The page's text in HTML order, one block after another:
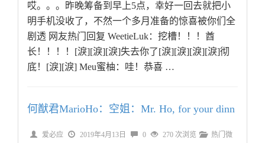
哎。。。昨晚筹备到早上5点，幸好一回去就把小
明手机没收了，不然一个多月准备的惊喜被你们全
剧透 网友热门回复 WeetieLuk：挖槽！！！酋
长！！！！[淚][淚][淚]失去你了[淚][淚][淚][淚]彻
底！[淚][淚] Meu蜜柚：哇！恭喜 …
何猷君MarioHo：空姐：Mr. Ho, for your dinn
爱必应 2019年4月13日 0 270 次浏览
热门微